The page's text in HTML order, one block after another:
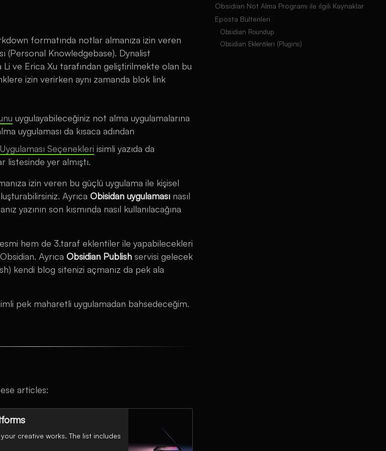
formatında notlar almanıza izin veren
(Personal Knowledgebase). Dynalist
Li ve Erica Xu tarafından geliştirilmekte olan bu
izin verirken aynı zamanda blok link
uygulayabileceğiniz not alma uygulamalarına
uygulaması da kısaca adından
Seçenekleri isimli yazıda da
listesinde yer almıştı.
izin veren bu güçlü uygulama ile kişisel
Ayrıca Obisidan uygulaması nasıl
yazının son kısmında nasıl kullanılacağına
hem de 3.taraf eklentiler ile yapabilecekleri
Ayrıca Obsidian Publish servisi gelecek
kendi blog sitenizi açmanız da pek ala
pek maharetli uygulamadan bahsedeceğim.
articles:
creative works. The list includes
Obsidian Not Alma Programı ile ilgili Kaynaklar
Eposta Bültenleri
Obsidian Roundup
Obsidian Eklentileri (Plugins)